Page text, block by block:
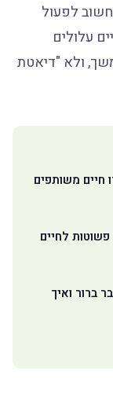
לפעול
עלולים
ולא "דיאטת
חיים משותפים
לחיים
ברור ואיך